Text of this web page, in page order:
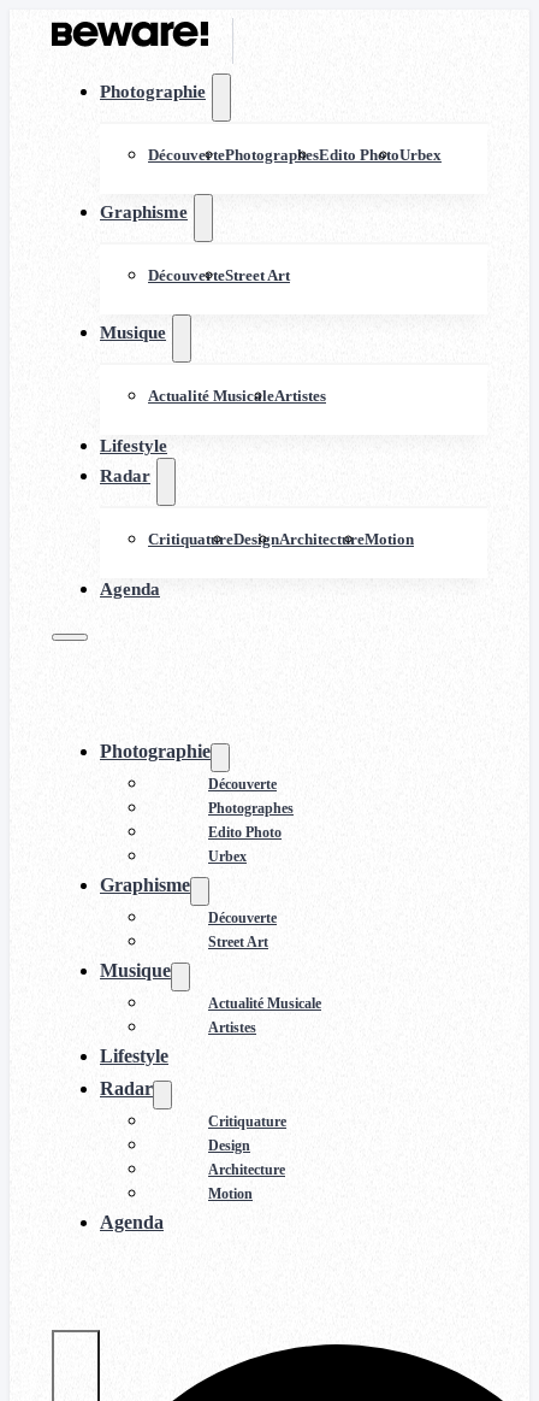
Photographie
DécouvertePhotographesEdito PhotoUrbex
Graphisme
DécouverteStreet Art
Musique
Actualité MusicaleArtistes
Lifestyle
Radar
CritiquatureDesignArchitectureMotion
Agenda
Photographie
Découverte
Photographes
Edito Photo
Urbex
Graphisme
Découverte
Street Art
Musique
Actualité Musicale
Artistes
Lifestyle
Radar
Critiquature
Design
Architecture
Motion
Agenda